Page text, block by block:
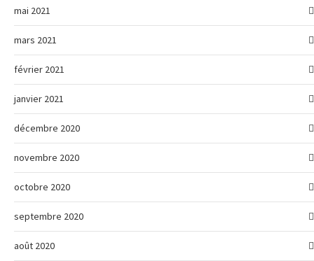
mai 2021
mars 2021
février 2021
janvier 2021
décembre 2020
novembre 2020
octobre 2020
septembre 2020
août 2020